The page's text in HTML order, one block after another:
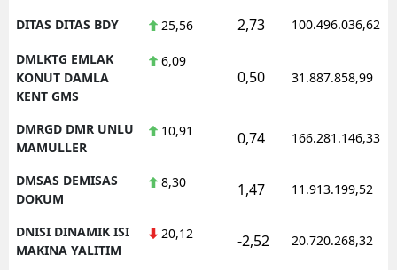
DITAS DITAS BDY 25,56 2,73 100.496.036,62
DMLKTG EMLAK
KONUT DAMLA
KENT GMS
6,09
0,50 31.887.858,99
DMRGD DMR UNLU
MAMULLER
10,91 0,74 166.281.146,33
DMSAS DEMISAS
DOKUM
8,30 1,47 11.913.199,52
DNISI DINAMIK ISI
MAKINA YALITIM
20,12 -2,52 20.720.268,32